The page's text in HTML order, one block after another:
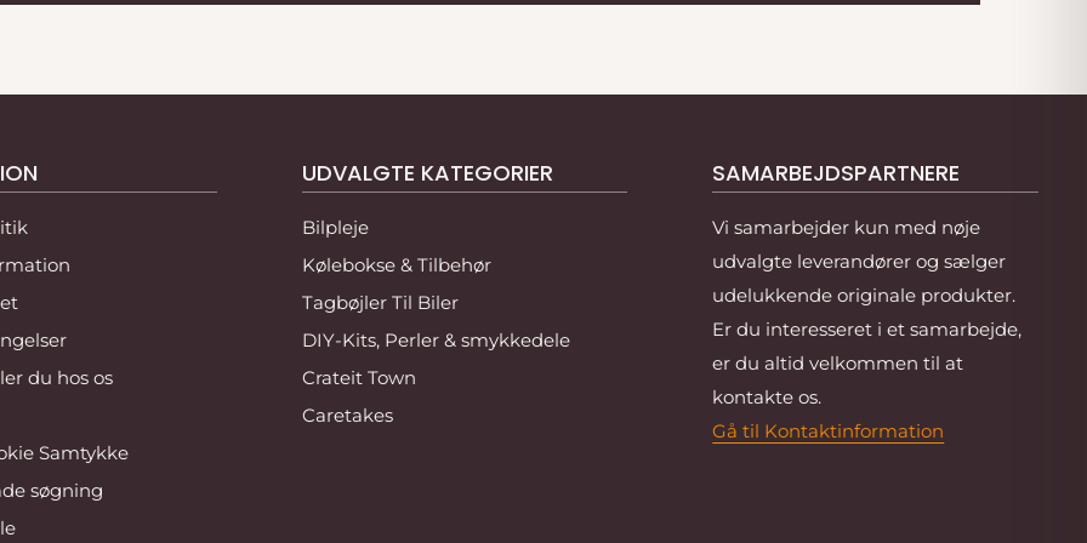
til kvaliteten,
til at sende varen
og få det
stand og
brug for
du hos os
Samtykke
søgning
UDVALGTE KATEGORIER
Bilpleje
Kølebokse & Tilbehør
Tagbøjler Til Biler
DIY-Kits, Perler & smykkedele
Crateit Town
Caretakes
SAMARBEJDSPARTNERE
Vi samarbejder kun med nøje
udvalgte leverandører og sælger
udelukkende originale produkter.
Er du interesseret i et samarbejde,
er du altid velkommen til at
kontakte os.
Gå til Kontaktinformation